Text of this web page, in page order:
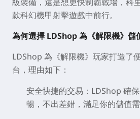
款科幻機甲射擊遊戲中前行。
為何選擇 LDShop 為《解限機》儲
LDShop 為《解限機》玩家打造了
台，理由如下：
安全快捷的交易 ：LDShop 確
暢，不出差錯，滿足你的儲值